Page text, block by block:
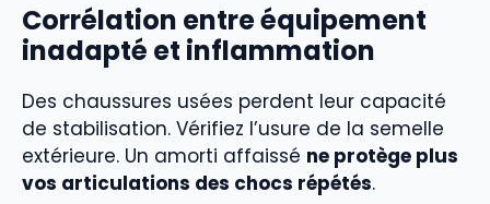
Corrélation entre équipement
inadapté et inflammation
Des chaussures usées perdent leur capacité
de stabilisation. Vérifiez l’usure de la semelle
extérieure. Un amorti affaissé ne protège plus
vos articulations des chocs répétés.